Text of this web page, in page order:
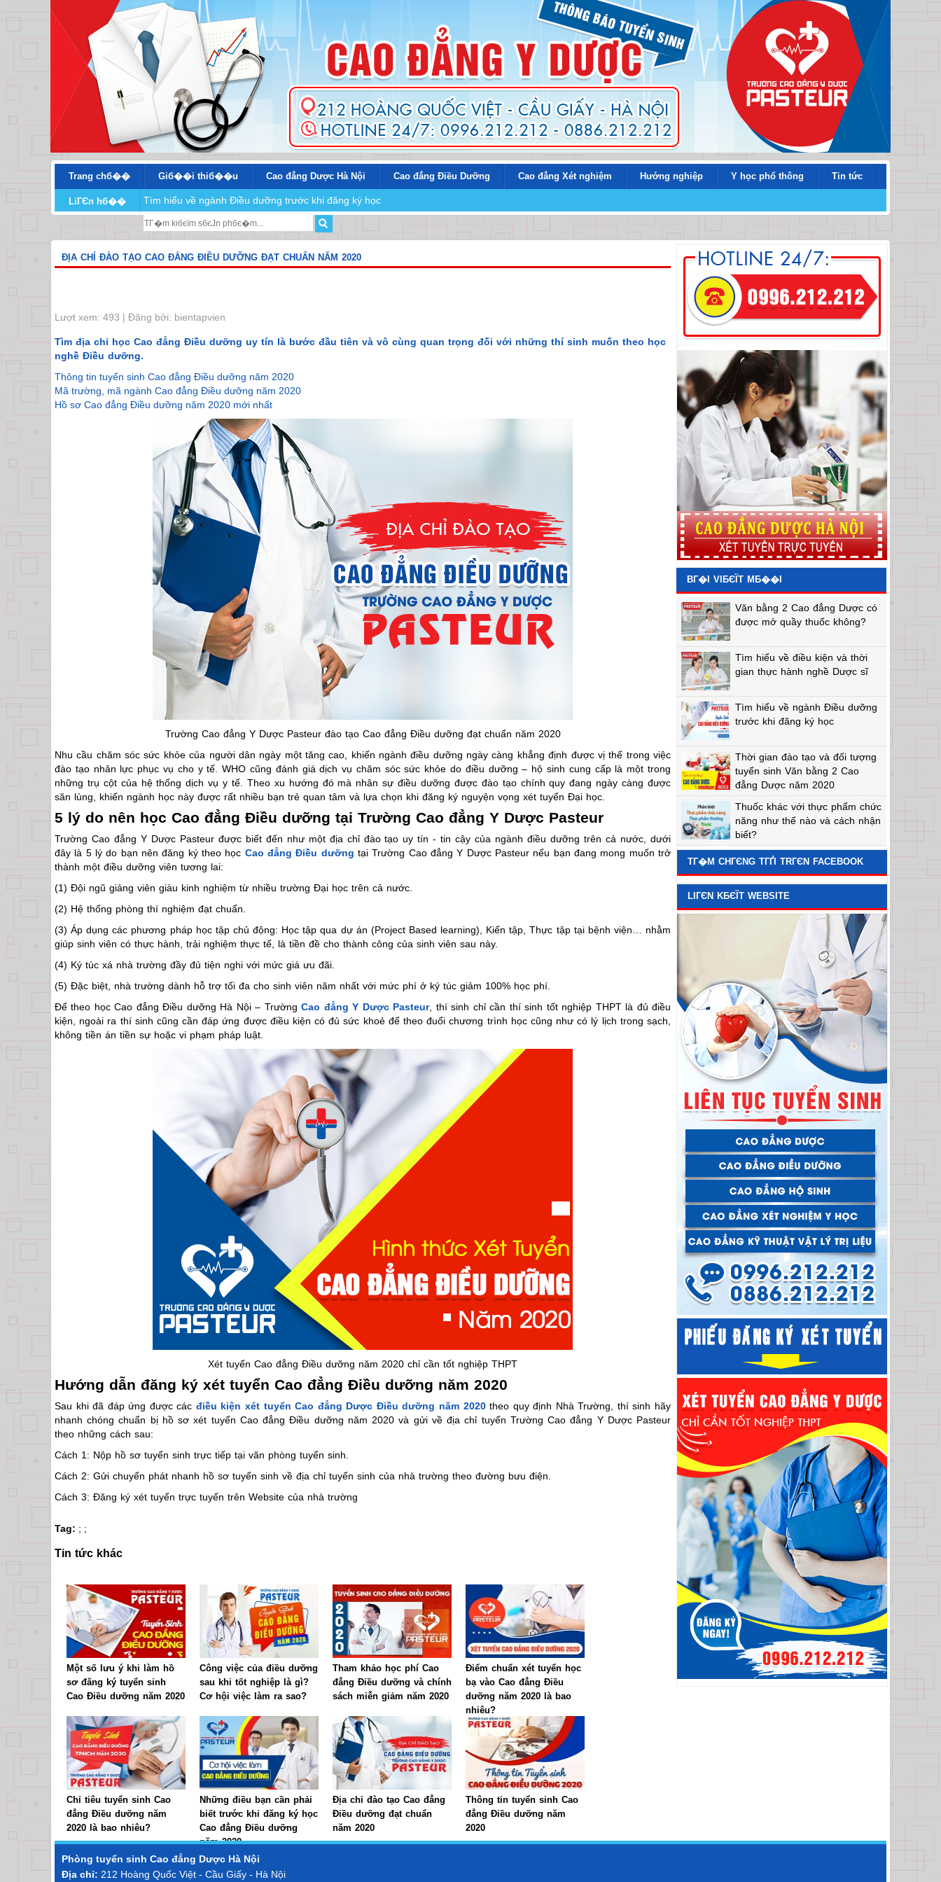
Trang chб�� Giб��i thiб��u Cao đẳng Dược Hà Nội Cao đẳng Điều Dưỡng Cao đẳng Xét nghiệm Hướng nghiệp Y học phổ thông Tin tức
LiГЄn hб�� Tìm hiểu về ngành Điều dưỡng trước khi đăng ký học
ĐỊA CHỈ ĐÀO TẠO CAO ĐẲNG ĐIỀU DƯỠNG ĐẠT CHUẨN NĂM 2020
Lượt xem: 493 | Đăng bởi: bientapvien
Tìm địa chỉ học Cao đẳng Điều dưỡng uy tín là bước đầu tiên và vô cùng quan trọng đối với những thí sinh muốn theo học
nghề Điều dưỡng.
Thông tin tuyển sinh Cao đẳng Điều dưỡng năm 2020
Mã trường, mã ngành Cao đẳng Điều dưỡng năm 2020
Hồ sơ Cao đẳng Điều dưỡng năm 2020 mới nhất
Trường Cao đẳng Y Dược Pasteur đào tạo Cao đẳng Điều dưỡng đạt chuẩn năm 2020
Nhu cầu chăm sóc sức khỏe của người dân ngày một tăng cao, khiến ngành điều dưỡng ngày càng khẳng định được vị thế trong việc
đào tạo nhân lực phục vụ cho y tế. WHO cũng đánh giá dịch vụ chăm sóc sức khỏe do điều dưỡng – hộ sinh cung cấp là một trong
những trụ cột của hệ thống dịch vụ у tế. Theo xu hướng đó mà nhân sự điều dưỡng được đào tạo chính quy đang ngày càng được
săn lùng, khiến ngành học này được rất nhiều bạn trẻ quan tâm và lựa chọn khi đăng ký nguyện vọng xét tuyển Đại học.
5 lý do nên học Cao đẳng Điều dưỡng tại Trường Cao đẳng Y Dược Pasteur
Trường Cao đẳng Y Dược Pasteur được biết đến như một địa chỉ đào tạo uy tín - tin cậy của ngành điều dưỡng trên cả nước, dưới
đây là 5 lý do bạn nên đăng ký theo học Cao đẳng Điều dưỡng tại Trường Cao đẳng Y Dược Pasteur nếu bạn đang mong muốn trở
thành một điều dưỡng viên tương lai:
(1) Đội ngũ giảng viên giàu kinh nghiệm từ nhiều trường Đại học trên cả nước.
(2) Hệ thống phòng thí nghiệm đạt chuẩn.
(3) Áp dụng các phương pháp học tập chủ động: Học tập qua dự án (Project Based learning), Kiến tập, Thực tập tại bệnh viện… nhằm
giúp sinh viên có thực hành, trải nghiệm thực tế, là tiền đề cho thành công của sinh viên sau này.
(4) Ký túc xá nhà trường đầy đủ tiện nghi với mức giá ưu đãi.
(5) Đặc biệt, nhà trường dành hỗ trợ tối đa cho sinh viên năm nhất với mức phí ở ký túc giảm 100% học phí.
Để theo học Cao đẳng Điều dưỡng Hà Nội – TrườngCao đẳng Y Dược Pasteur, thí sinh chỉ cần thí sinh tốt nghiệp THPT là đủ điều
kiện, ngoài ra thí sinh cũng cần đáp ứng được điều kiện có đủ sức khoẻ để theo đuổi chương trình học cũng như có lý lịch trong sạch,
không tiền án tiền sự hoặc vi phạm pháp luật.
Xét tuyển Cao đẳng Điều dưỡng năm 2020 chỉ cần tốt nghiệp THPT
Hướng dẫn đăng ký xét tuyển Cao đẳng Điều dưỡng năm 2020
Sau khi đã đáp ứng được các điều kiện xét tuyển Cao đẳng Dược Điều dưỡng năm 2020theo quy định Nhà Trường, thí sinh hãy
nhanh chóng chuẩn bị hồ sơ xét tuyển Cao đẳng Điều dưỡng năm 2020 và gửi về địa chỉ tuyển Trường Cao đẳng Y Dược Pasteur
theo những cách sau:
Cách 1: Nộp hồ sơ tuyển sinh trực tiếp tại văn phòng tuyển sinh.
Cách 2: Gửi chuyển phát nhanh hồ sơ tuyển sinh về địa chỉ tuyển sinh của nhà trường theo đường bưu điện.
Cách 3: Đăng ký xét tuyển trực tuyến trên Website của nhà trường
Tag: ; ;
Tin tức khác
Một số lưu ý khi làm hồ
sơ đăng ký tuyển sinh
Cao Điều dưỡng năm 2020
Công việc của điều dưỡng
sau khi tốt nghiệp là gì?
Cơ hội việc làm ra sao?
Tham khảo học phí Cao
đẳng Điều dưỡng và chính
sách miễn giảm năm 2020
Điểm chuẩn xét tuyển học
bạ vào Cao đẳng Điều
dưỡng năm 2020 là bao
nhiêu?
Chỉ tiêu tuyển sinh Cao
đẳng Điều dưỡng năm
2020 là bao nhiêu?
Những điều bạn cần phải
biết trước khi đăng ký học
Cao đẳng Điều dưỡng
năm 2020
Địa chỉ đào tạo Cao đẳng
Điều dưỡng đạt chuẩn
năm 2020
Thông tin tuyển sinh Cao
đẳng Điều dưỡng năm
2020
BГ�I VIБЄЇT MБ��I
Văn bằng 2 Cao đẳng Dược có
được mở quầy thuốc không?
Tìm hiểu về điều kiện và thời
gian thực hành nghề Dược sĩ
Tìm hiểu về ngành Điều dưỡng
trước khi đăng ký học
Thời gian đào tạo và đối tượng
tuyển sinh Văn bằng 2 Cao
đẳng Dược năm 2020
Thuốc khác với thực phẩm chức
năng như thế nào và cách nhận
biết?
TГ�M CHГЄNG TГҐI TRГЄN FACEBOOK
LIГЄN KБЄЇT WEBSITE
Phòng tuyển sinh Cao đẳng Dược Hà Nội
Địa chỉ: 212 Hoàng Quốc Việt - Cầu Giấy - Hà Nội